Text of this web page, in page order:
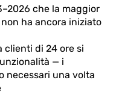
che la maggior
ha ancora iniziato
clienti di 24 ore si
— i
necessari una volta